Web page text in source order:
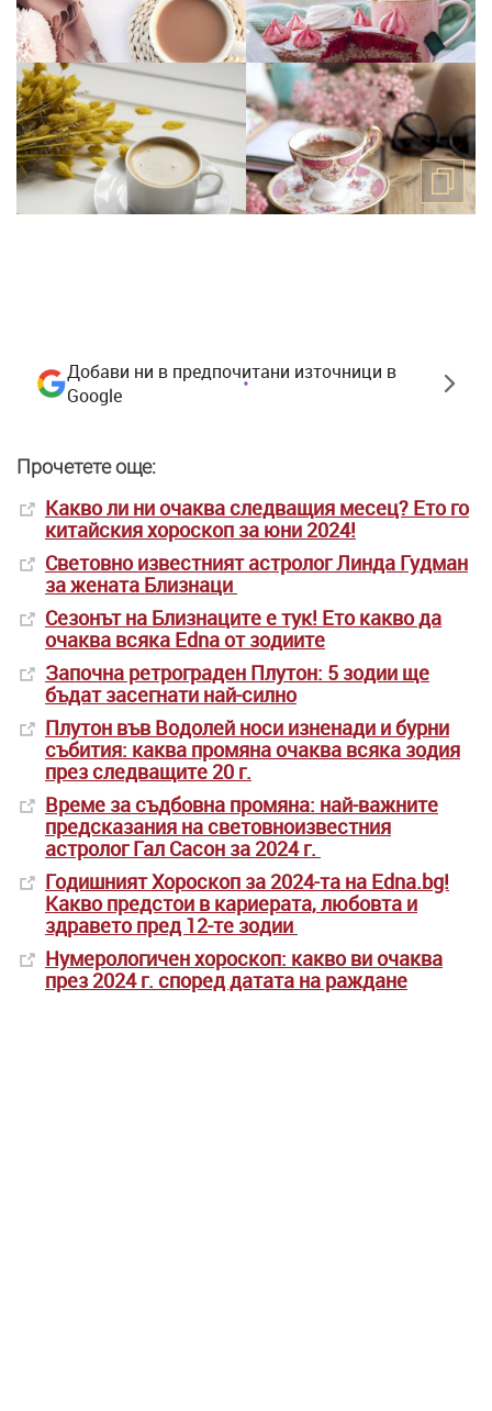
Добави ни в предпочитани източници в
Google
Прочетете още:
Какво ли ни очаква следващия месец? Ето го
китайския хороскоп за юни 2024!
Световно известният астролог Линда Гудман
за жената Близнаци
Сезонът на Близнаците е тук! Ето какво да
очаква всяка Edna от зодиите
Започна ретрограден Плутон: 5 зодии ще
бъдат засегнати най-силно
Плутон във Водолей носи изненади и бурни
събития: каква промяна очаква всяка зодия
през следващите 20 г.
Време за съдбовна промяна: най-важните
предсказания на световноизвестния
астролог Гал Сасон за 2024 г.
Годишният Хороскоп за 2024-та на Edna.bg!
Какво предстои в кариерата, любовта и
здравето пред 12-те зодии
Нумерологичен хороскоп: какво ви очаква
през 2024 г. според датата на раждане